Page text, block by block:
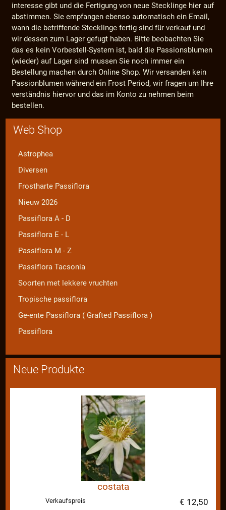
interesse gibt und die Fertigung von neue Stecklinge hier auf
abstimmen. Sie empfangen ebenso automatisch ein Email,
wann die betriffende Stecklinge fertig sind für verkauf und
wir dessen zum Lager gefugt haben. Bitte beobachten Sie
das es kein Vorbestell-System ist, bald die Passionsblumen
(wieder) auf Lager sind mussen Sie noch immer ein
Bestellung machen durch Online Shop. Wir versanden kein
Passionblumen während ein Frost Period, wir fragen um Ihre
verständnis hiervor und das im Konto zu nehmen beim
bestellen.
Web Shop
Astrophea
Diversen
Frostharte Passiflora
Nieuw 2026
Passiflora A - D
Passiflora E - L
Passiflora M - Z
Passiflora Tacsonia
Soorten met lekkere vruchten
Tropische passiflora
Ge-ente Passiflora ( Grafted Passiflora )
Passiflora
Neue Produkte
costata
Verkaufspreis € 12,50